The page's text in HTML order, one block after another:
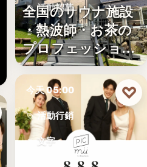
活動招募
文字
全国のサウナ施設
・熱波師・お茶の
プロフェッショナ
ル募集！…
今天 05:00
活動行銷
文字
♡